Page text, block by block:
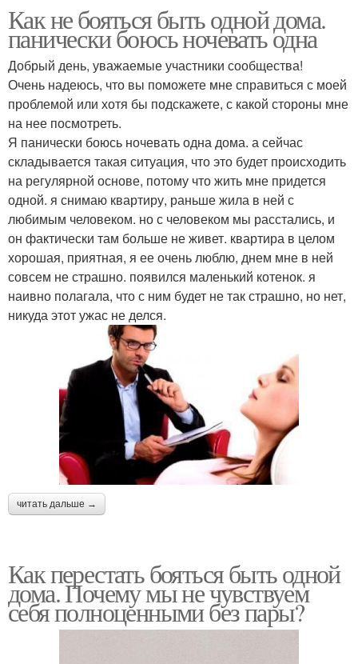
Как не бояться быть одной дома.
панически боюсь ночевать одна
Добрый день, уважаемые участники сообщества!
Очень надеюсь, что вы поможете мне справиться с моей
проблемой или хотя бы подскажете, с какой стороны мне
на нее посмотреть.
Я панически боюсь ночевать одна дома. а сейчас
складывается такая ситуация, что это будет происходить
на регулярной основе, потому что жить мне придется
одной. я снимаю квартиру, раньше жила в ней с
любимым человеком. но с человеком мы расстались, и
он фактически там больше не живет. квартира в целом
хорошая, приятная, я ее очень люблю, днем мне в ней
совсем не страшно. появился маленький котенок. я
наивно полагала, что с ним будет не так страшно, но нет,
никуда этот ужас не делся.
читать дальше →
Как перестать бояться быть одной
дома. Почему мы не чувствуем
себя полноценными без пары?